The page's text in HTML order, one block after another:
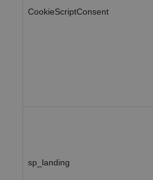
CookieScriptConsent
sp_landing